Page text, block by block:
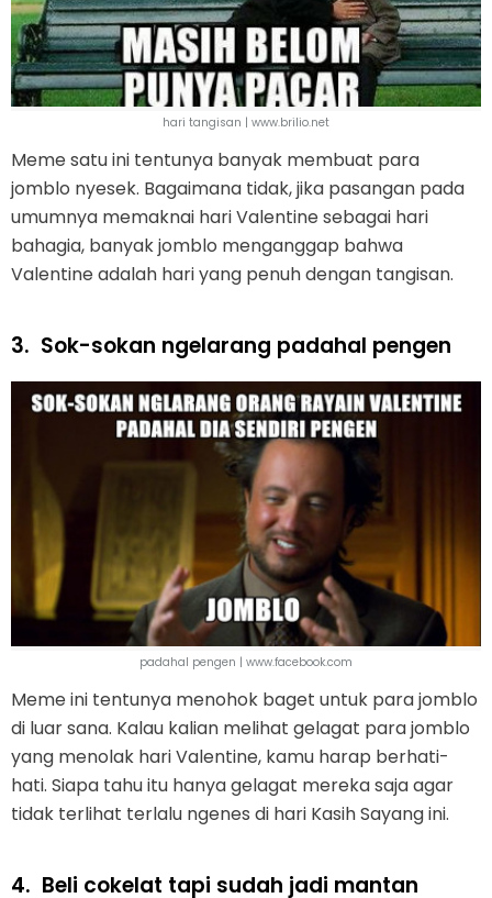
hari tangisan | www.brilio.net
Meme satu ini tentunya banyak membuat para
jomblo nyesek. Bagaimana tidak, jika pasangan pada
umumnya memaknai hari Valentine sebagai hari
bahagia, banyak jomblo menganggap bahwa
Valentine adalah hari yang penuh dengan tangisan.
3. Sok-sokan ngelarang padahal pengen
padahal pengen | www.facebook.com
Meme ini tentunya menohok baget untuk para jomblo
di luar sana. Kalau kalian melihat gelagat para jomblo
yang menolak hari Valentine, kamu harap berhati-
hati. Siapa tahu itu hanya gelagat mereka saja agar
tidak terlihat terlalu ngenes di hari Kasih Sayang ini.
4. Beli cokelat tapi sudah jadi mantan